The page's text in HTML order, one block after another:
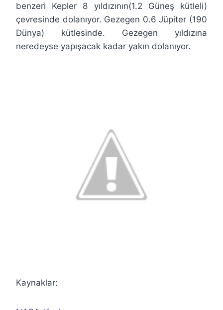
benzeri Kepler 8 yıldızının(1.2 Güneş kütleli)
çevresinde dolanıyor. Gezegen 0.6 Jüpiter (190
Dünya) kütlesinde. Gezegen yıldızına
neredeyse yapışacak kadar yakın dolanıyor.
Kaynaklar: